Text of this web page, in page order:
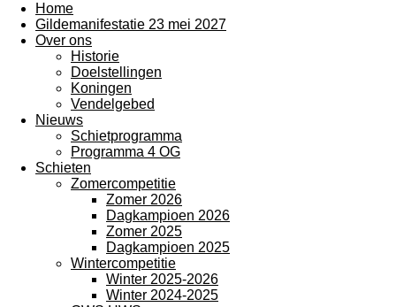
Home
Gildemanifestatie 23 mei 2027
Over ons
Historie
Doelstellingen
Koningen
Vendelgebed
Nieuws
Schietprogramma
Programma 4 OG
Schieten
Zomercompetitie
Zomer 2026
Dagkampioen 2026
Zomer 2025
Dagkampioen 2025
Wintercompetitie
Winter 2025-2026
Winter 2024-2025